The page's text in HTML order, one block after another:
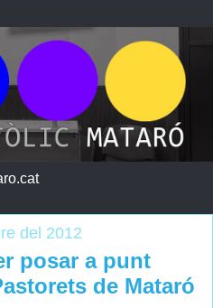
del 2012
posar a punt
de Mataró